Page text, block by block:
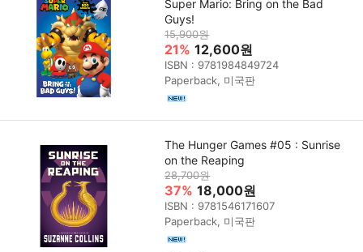
Super Mario: Bring on the Bad
Guys!
15,900원
21% 12,600원
ISBN : 9781984849724
Paperback, 미국판
The Hunger Games #05 : Sunrise
on the Reaping
28,700원
37% 18,000원
ISBN : 9781546171607
Paperback, 미국판